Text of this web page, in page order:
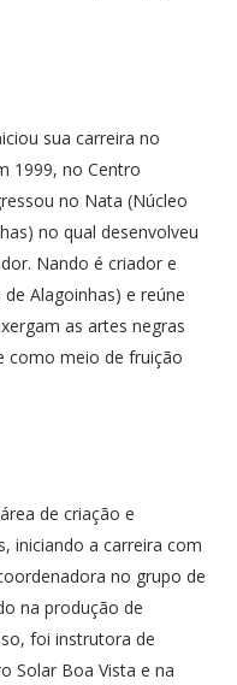
sua carreira no
1999, no Centro
no Nata (Núcleo
no qual desenvolveu
Nando é criador e
Alagoinhas) e reúne
as artes negras
como meio de fruição
de criação e
iniciando a carreira com
no grupo de
na produção de
foi instrutora de
Solar Boa Vista e na